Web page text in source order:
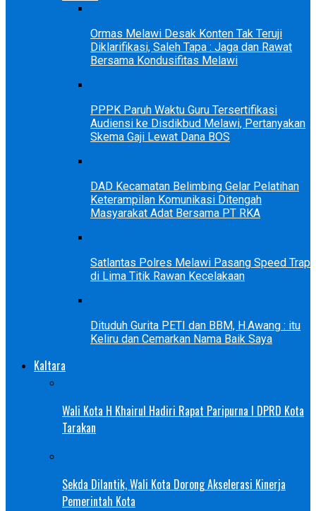
Ormas Melawi Desak Konten Tak Teruji
Diklarifikasi, Saleh Tapa : Jaga dan Rawat
Bersama Kondusifitas Melawi
PPPK Paruh Waktu Guru Tersertifikasi
Audiensi ke Disdikbud Melawi, Pertanyakan
Skema Gaji Lewat Dana BOS
DAD Kecamatan Belimbing Gelar Pelatihan
Keterampilan Komunikasi Ditengah
Masyarakat Adat Bersama PT RKA
Satlantas Polres Melawi Pasang Speed Trap
di Lima Titik Rawan Kecelakaan
Dituduh Gurita PETI dan BBM, H.Awang : itu
Keliru dan Cemarkan Nama Baik Saya
Kaltara
Wali Kota H Khairul Hadiri Rapat Paripurna I DPRD Kota
Tarakan
Sekda Dilantik, Wali Kota Dorong Akselerasi Kinerja
Pemerintah Kota